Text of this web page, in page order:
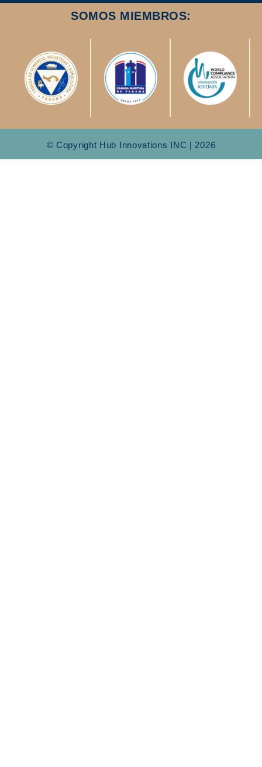
SOMOS MIEMBROS:
© Copyright Hub Innovations INC | 2026